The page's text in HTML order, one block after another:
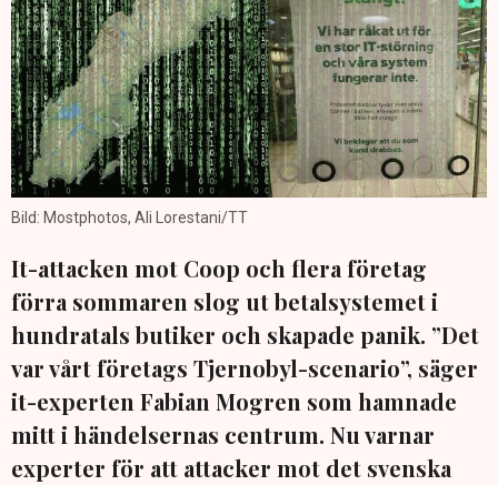
Bild: Mostphotos, Ali Lorestani/TT
It-attacken mot Coop och flera företag
förra sommaren slog ut betalsystemet i
hundratals butiker och skapade panik. ”Det
var vårt företags Tjernobyl-scenario”, säger
it-experten Fabian Mogren som hamnade
mitt i händelsernas centrum. Nu varnar
experter för att attacker mot det svenska